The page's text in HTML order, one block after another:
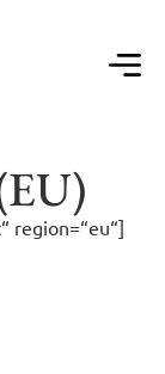
region=“eu“]